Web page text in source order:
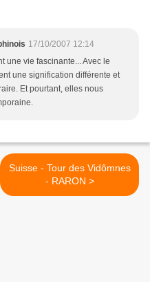
17/10/2007 12:14
une vie fascinante... Avec le
une signification différente et
Et pourtant, elles nous
Suisse - Tour des Vidômnes
- RARON >